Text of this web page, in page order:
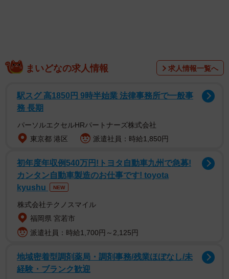
1/2
まいどなの求人情報 求人情報一覧へ
駅スグ 高1850円 9時半始業 法律事務所で一般事
務 長期
パーソルエクセルHRパートナーズ株式会社
東京都 港区
派遣社員：時給1,850円
初年度年収例540万円!トヨタ自動車九州で急募!
カンタン自動車製造のお仕事です! toyota
kyushu
NEW
株式会社テクノスマイル
福岡県 宮若市
派遣社員：時給1,700円～2,125円
地域密着型調剤薬局・調剤事務/残業ほぼなし/未
経験・ブランク歓迎